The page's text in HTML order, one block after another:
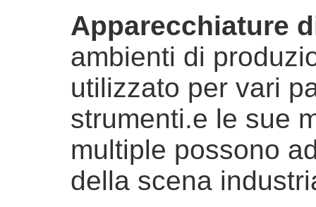
Apparecchiature
ambienti di
utilizzato per vari
strumenti.e le sue
multiple possono
della scena